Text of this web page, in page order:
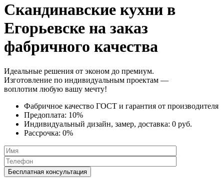
Скандинавские кухни в
Егорьевске на заказ
фабричного качества
Идеальные решения от эконом до премиум.
Изготовление по индивидуальным проектам —
воплотим любую вашу мечту!
Фабричное качество ГОСТ и гарантия от производителя
Предоплата: 10%
Индивидуальный дизайн, замер, доставка: 0 руб.
Рассрочка: 0%